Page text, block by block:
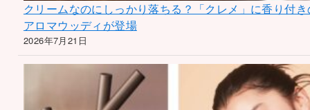
クリームなのにしっかり落ちる？「クレメ」に香り付
アロマウッディが登場
2026年7月21日